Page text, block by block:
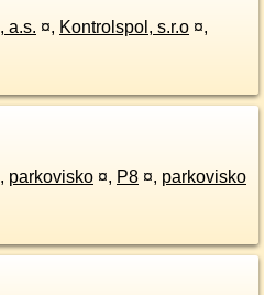
a.s. ¤, Kontrolspol, s.r.o ¤,
, parkovisko ¤, P8 ¤, parkovisko